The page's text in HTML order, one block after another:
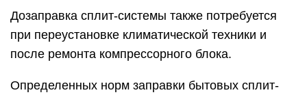
Дозаправка сплит-системы также потребуется
при переустановке климатической техники и
после ремонта компрессорного блока.
Определенных норм заправки бытовых сплит-